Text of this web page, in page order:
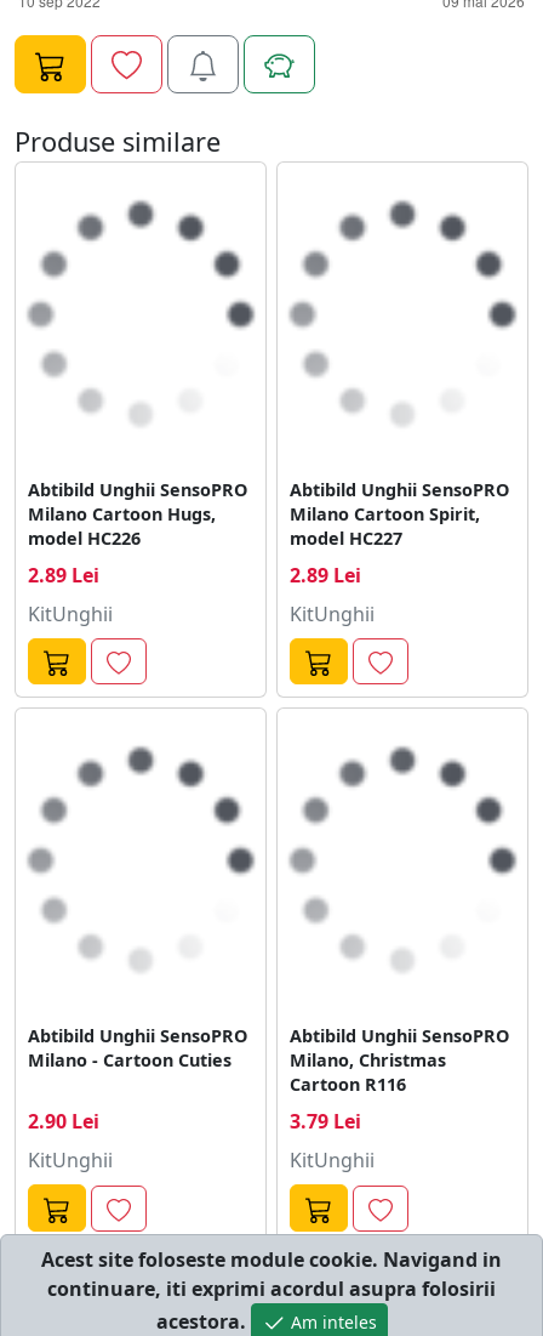
Produse similare
Abtibild Unghii SensoPRO
Milano Cartoon Hugs,
model HC226
2.89 Lei
KitUnghii
Abtibild Unghii SensoPRO
Milano Cartoon Spirit,
model HC227
2.89 Lei
KitUnghii
Abtibild Unghii SensoPRO
Milano - Cartoon Cuties
2.90 Lei
KitUnghii
Abtibild Unghii SensoPRO
Milano, Christmas
Cartoon R116
3.79 Lei
KitUnghii
© cumperi.net | Catalog cumparaturi online
Acest site foloseste module cookie. Navigand in
continuare, iti exprimi acordul asupra folosirii
acestora.
Am inteles